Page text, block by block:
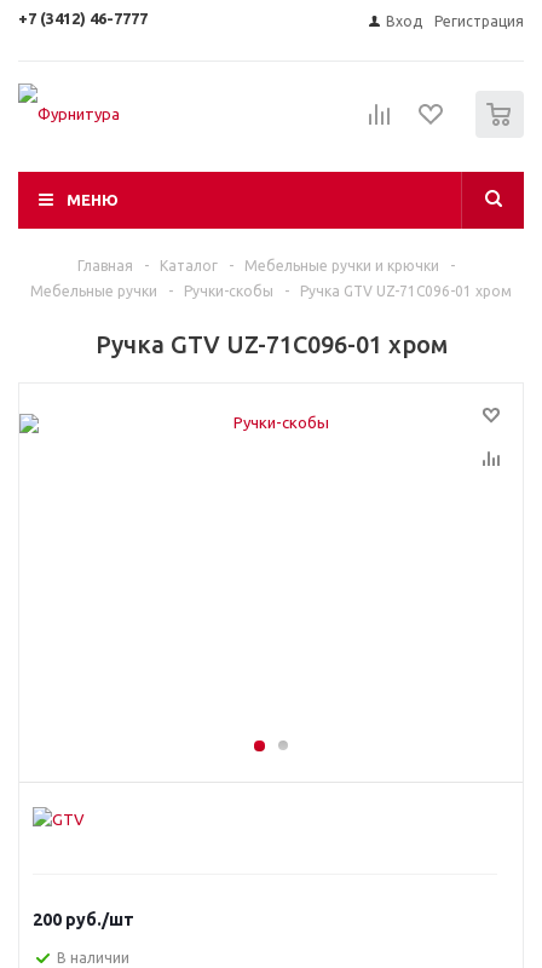
+7 (3412) 46-7777 Вход Регистрация
МЕНЮ
Главная - Каталог - Мебельные ручки и крючки
-
Мебельные ручки
- Ручки-скобы - Ручка GTV UZ-71C096-01 хром
Ручка GTV UZ-71C096-01 хром
200 руб./шт
В наличии